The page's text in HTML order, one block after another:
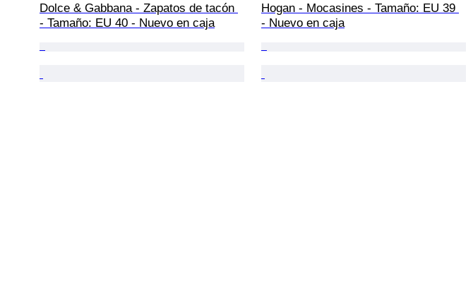
Dolce & Gabbana - Zapatos de tacón
- Tamaño: EU 40 - Nuevo en caja
Hogan - Mocasines - Tamaño: EU 39
- Nuevo en caja